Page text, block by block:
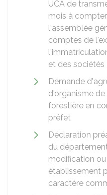
UCA de
mois à
l'assemblée
comptes de
et des sociétés
Demande
d'organisme
forestière en
préfet
Déclaration
du
modification
établissement
caractère